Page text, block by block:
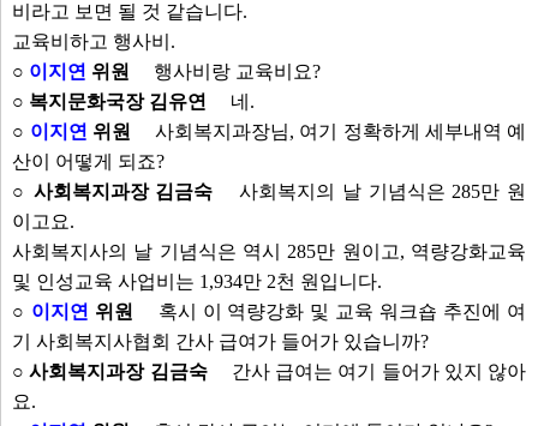
비라고 보면 될 것 같습니다.
교육비하고 행사비.
○ 이지연 위원
행사비랑 교육비요?
○ 복지문화국장 김유연
네.
○ 이지연 위원
사회복지과장님, 여기 정확하게 세부내역 예
산이 어떻게 되죠?
○ 사회복지과장 김금숙
사회복지의 날 기념식은 285만 원
이고요.
사회복지사의 날 기념식은 역시 285만 원이고, 역량강화교육
및 인성교육 사업비는 1,934만 2천 원입니다.
○ 이지연 위원
혹시 이 역량강화 및 교육 워크숍 추진에 여
기 사회복지사협회 간사 급여가 들어가 있습니까?
○ 사회복지과장 김금숙
간사 급여는 여기 들어가 있지 않아
요.